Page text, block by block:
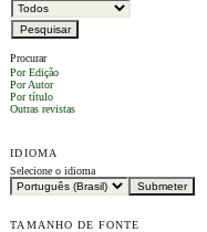
Procurar
Por Edição
Por Autor
Por título
Outras revistas
IDIOMA
Selecione o idioma
TAMANHO DE FONTE